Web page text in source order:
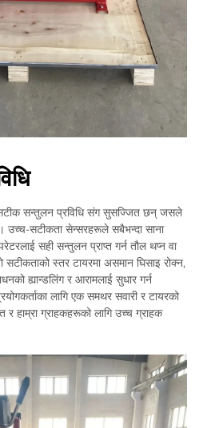
सन्तुलन प्रविधि संग सुसज्जित छन् जसले
उच्च-सटीकता सेन्सरहरूले सबैभन्दा साना
सही सन्तुलन प्राप्त गर्न तौल थप्न वा
सटीकताको स्तर टायरमा असमान घिसाइ रोक्न,
ह्यान्डलिंग र आरामलाई सुधार गर्न
लागि एक समथर सवारी र टायरको
हाम्रा ग्राहकहरूको लागि उच्च ग्राहक